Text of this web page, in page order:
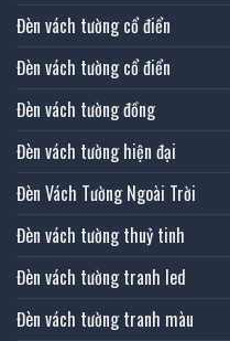
Đèn vách tường cổ điển
Đèn vách tường cổ điển
Đèn vách tường đồng
Đèn vách tường hiện đại
Đèn Vách Tường Ngoài Trời
Đèn vách tường thuỷ tinh
Đèn vách tường tranh led
Đèn vách tường tranh màu